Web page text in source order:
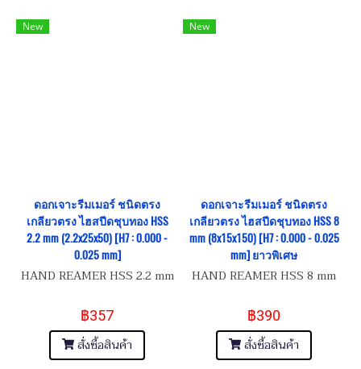
New
ดอกเจาะรีมเมอร์ ชนิดตรง
เกลียวตรง ไฮสปีดชุบทอง HSS
2.2 mm (2.2x25x50) [H7 : 0.000 -
0.025 mm]
HAND REAMER HSS 2.2 mm
฿357
สั่งซื้อสินค้า
New
ดอกเจาะรีมเมอร์ ชนิดตรง
เกลียวตรง ไฮสปีดชุบทอง HSS 8
mm (8x15x150) [H7 : 0.000 - 0.025
mm] ยาวพิเศษ
HAND REAMER HSS 8 mm
฿390
สั่งซื้อสินค้า